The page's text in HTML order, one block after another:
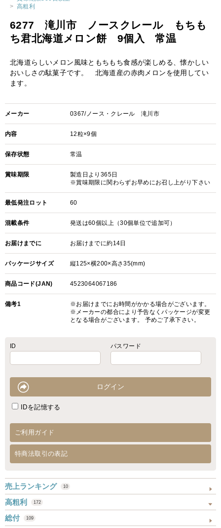
> 高粗利
6277 滝川市 ノースクレール もちも
ち君北海道メロン餅 9個入 常温
北海道らしいメロン風味ともちもち食感が楽しめる、懐かしい
おいしさの駄菓子です。 北海道産の赤肉メロンを使用してい
ます。
メーカー 0367/ノース・クレール 滝川市
内容 12粒×9個
保存状態 常温
賞味期限
製造日より365日
※賞味期限に関わらずお早めにお召し上がり下さい
最低発注ロット 60
混載条件 発送は60個以上（30個単位で追加可）
お届けまでに お届けまでに約14日
パッケージサイズ 縦125×横200×高さ35(mm)
商品コード(JAN) 4523064067186
備考1
※お届けまでにお時間がかかる場合がございます。
※メーカーの都合により予告なくパッケージが変更
となる場合がございます。 予めご了承下さい。
ID パスワード
IDを記憶する
ご利用ガイド
特商法取引の表記
売上ランキング 10
高粗利 172
総付 109